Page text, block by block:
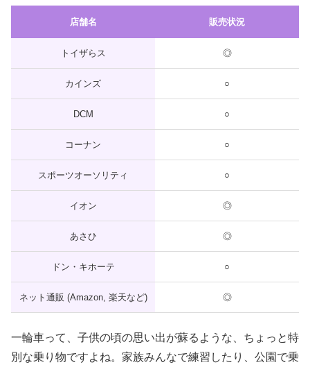
店舗名 販売状況
トイザらス ◎
カインズ ○
DCM ○
コーナン ○
スポーツオーソリティ ○
イオン ◎
あさひ ◎
ドン・キホーテ ○
ネット通販 (Amazon, 楽天など) ◎
一輪車って、子供の頃の思い出が蘇るような、ちょっと特
別な乗り物ですよね。家族みんなで練習したり、公園で乗